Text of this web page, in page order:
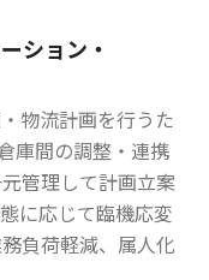
ション・
物流計画を行うた
庫間の調整・連携
管理して計画立案
に応じて臨機応変
負荷軽減、属人化